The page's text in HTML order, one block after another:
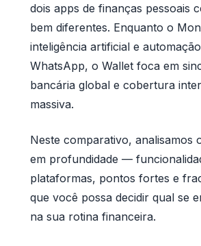
dois apps de finanças pessoais
bem diferentes. Enquanto o
inteligência artificial e
WhatsApp, o Wallet foca em
bancária global e cobertura
massiva.
Neste comparativo, analisamos
em profundidade —
plataformas, pontos fortes e
que você possa decidir qual se
na sua rotina financeira.